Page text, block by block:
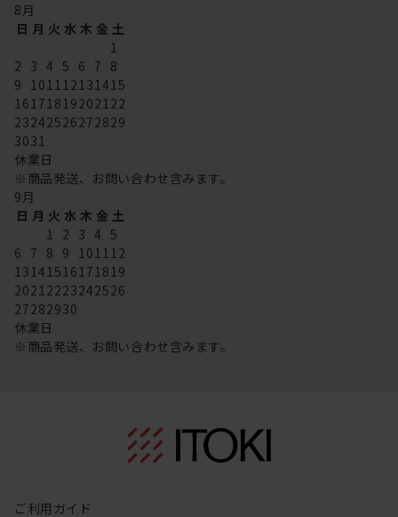
8月
日 月 火 水 木 金 土
1
2 3 4 5 6 7 8
9 101112131415
16171819202122
23242526272829
3031
休業日
※商品発送、お問い合わせ含みます。
9月
日 月 火 水 木 金 土
1 2 3 4 5
6 7 8 9 101112
13141516171819
20212223242526
27282930
休業日
※商品発送、お問い合わせ含みます。
ご利用ガイド